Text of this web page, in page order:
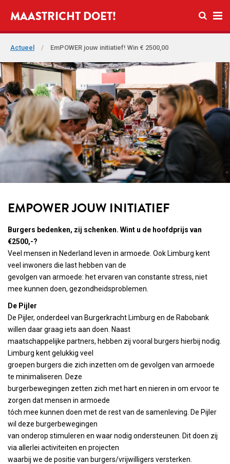
Open
MAASTRICHT DOET!
Actueel / EmPOWER jouw initiatief! Win € 2500,00
EMPOWER JOUW INITIATIEF
Burgers bedenken, zij schenken. Wint u de hoofdprijs van
€2500,-?
Veel mensen in Nederland leven in armoede. Ook Limburg kent
veel inwoners die last hebben van de
gevolgen van armoede: het ervaren van constante stress, niet
mee kunnen doen, gezondheidsproblemen.
De Pijler
De Pijler, onderdeel van Burgerkracht Limburg en de Rabobank
willen daar graag iets aan doen. Naast
maatschappelijke partners, hebben zij vooral burgers hierbij nodig.
Limburg kent gelukkig veel
groepen burgers die zich inzetten om de gevolgen van armoede
te minimaliseren. Deze
burgerbewegingen zetten zich met hart en nieren in om ervoor te
zorgen dat mensen in armoede
tóch mee kunnen doen met de rest van de samenleving. De Pijler
wil deze burgerbewegingen
van onderop stimuleren en waar nodig ondersteunen. Dit doen zij
via allerlei activiteiten en projecten
waarbij we de positie van burgers/vrijwilligers versterken.